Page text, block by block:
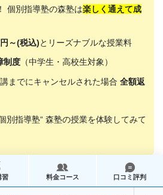
個別指導塾の森塾は楽しく通えて成
～(税込)とリーズナブルな授業料
制度 （中学生・高校生対象）
までにキャンセルされた場合 全額返
別指導塾“ 森塾の授業を体験してみて
習 料金コース 口コミ評判